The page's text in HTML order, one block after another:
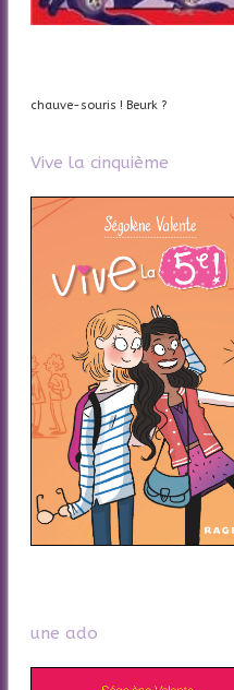
chauve-souris ! Beurk ?
Vive la cinquième
une ado